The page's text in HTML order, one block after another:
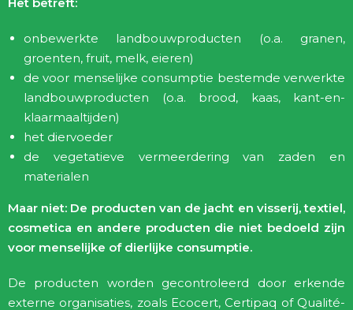
onbewerkte landbouwproducten (o.a. granen,
groenten, fruit, melk, eieren)
de voor menselijke consumptie bestemde verwerkte
landbouwproducten (o.a. brood, kaas, kant-en-
klaarmaaltijden)
het diervoeder
de vegetatieve vermeerdering van zaden en
materialen
Maar niet: De producten van de jacht en visserij, textiel,
cosmetica en andere producten die niet bedoeld zijn
voor menselijke of dierlijke consumptie.
De producten worden gecontroleerd door erkende
externe organisaties, zoals Ecocert, Certipaq of Qualité-